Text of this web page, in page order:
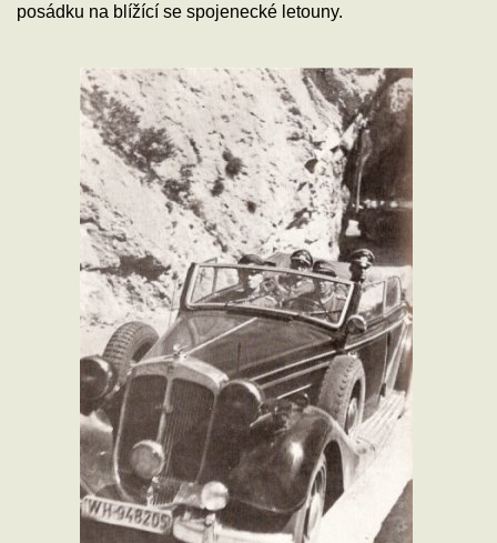
posádku na blížící se spojenecké letouny.